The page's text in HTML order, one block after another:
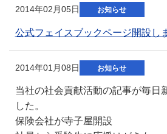
2014年02月05日 お知らせ
公式フェイスブックページ開設し
新規ウィンドウを開きます
2014年01月08日 お知らせ
当社の社会貢献活動の記事が毎日
した。
保険会社が寺子屋開設